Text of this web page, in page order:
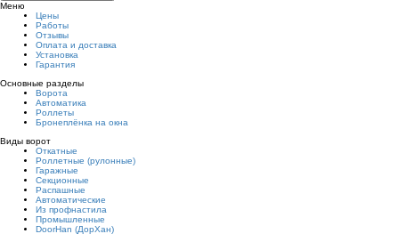
Меню
Цены
Работы
Отзывы
Оплата и доставка
Установка
Гарантия
Основные разделы
Ворота
Автоматика
Роллеты
Бронеплёнка на окна
Виды ворот
Откатные
Роллетные (рулонные)
Гаражные
Секционные
Распашные
Автоматические
Из профнастила
Промышленные
DoorHan (ДорХан)